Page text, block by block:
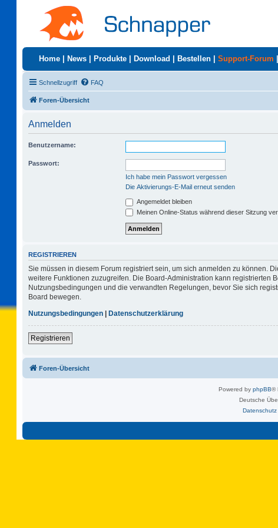
Home News Produkte Download Bestellen Support-Forum
Schnellzugriff FAQ
Foren-Übersicht
Anmelden
Benutzername:
Passwort:
Ich habe mein Passwort vergessen
Die Aktivierungs-E-Mail erneut senden
Angemeldet bleiben
Meinen Online-Status während dieser Sitzung
REGISTRIEREN
Sie müssen in diesem Forum registriert sein, um sich anmelden zu können.
weitere Funktionen zuzugreifen. Die Board-Administration kann registrierten
Nutzungsbedingungen und die verwandten Regelungen, bevor Sie sich
Board bewegen.
Nutzungsbedingungen | Datenschutzerklärung
Registrieren
Foren-Übersicht
Powered by phpBB®
Deutsche
Datenschutz